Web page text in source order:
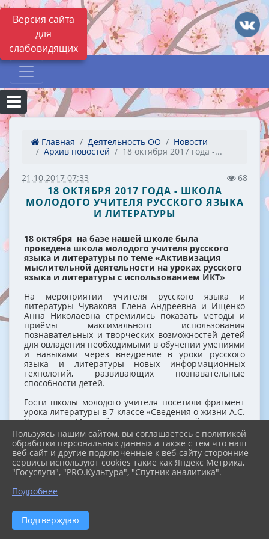
Версия сайта
для
слабовидящих
Главная Деятельность ОО
Новости
Архив новостей
18 октября 2017 года -...
21.10.2017 07:33 68
18 ОКТЯБРЯ 2017 ГОДА - ШКОЛА
МОЛОДОГО УЧИТЕЛЯ РУССКОГО ЯЗЫКА
И ЛИТЕРАТУРЫ
18 октября на базе нашей школе была
проведена школа молодого учителя русского
языка и литературы по теме «Активизация
мыслительной деятельности на уроках русского
языка и литературы с использованием ИКТ»
На мероприятии учителя русского языка и
литературы Чувакова Елена Андреевна и Ищенко
Анна Николаевна стремились показать методы и
приёмы максимального использования
познавательных и творческих возможностей детей
для овладения необходимыми в обучении умениями
и навыками через внедрение в уроки русского
языка и литературы новых информационных
технологий, развивающих познавательные
способности детей.
Гости школы молодого учителя посетили фрагмент
урока литературы в 7 классе «Сведения о жизни А.С.
Пушкина. «Медный всадник», который показала
Ищенко Анна Николаевна и фрагмент урока
русского языка в 5 классе «Сложные слова». Подводя
итоги мероприятия, методист ЦДЮТ
Симферопольского района Кульчейко Е. В. отметила
плодотворную работу учителей русского языка и
литературы Константиновской школы, предложила
молодым учителям использовать в своей работе,
увиденные методы и приемы.
Пользуясь нашим сайтом, вы соглашаетесь с политикой
обработки персональных данных а также с тем что наш
веб-сайт и другие подключенные к веб-сайту сторонние
сервисы используют cookies такие как Яндекс Метрика,
"Госуслуги", "PRO.Культура", "Спутник аналитика".
Подробнее
Подтверждаю